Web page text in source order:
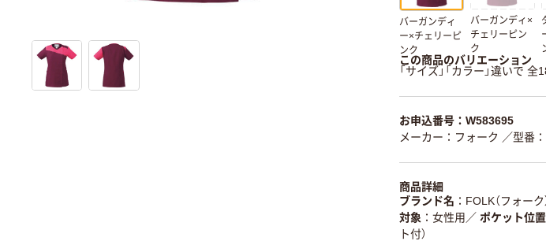
バーガンディ
ー×チェリーピ
ンク
バーガンディ×
チェリーピン
ク
この商品のバリエーション
「サイズ」「カラー」違いで 全
お申込番号：W583695
メーカー：フォーク ／型番
商品詳細
ブランド名
FOLK（フォーク
対象
女性用 ／ ポケット位置
ト付）